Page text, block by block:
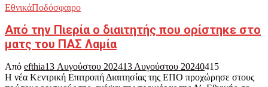
ΕθνικάΠοδόσφαιρο
Από την Πιερία ο διαιτητής που ορίστηκε στο
ματς του ΠΑΣ Λαμία
Από efthia13 Αυγούστου 202413 Αυγούστου 20240415
Η νέα Κεντρική Επιτροπή Διαιτησίας της ΕΠΟ προχώρησε στους